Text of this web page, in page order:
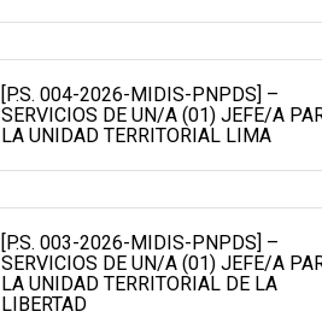
[P.S. 004-2026-MIDIS-PNPDS] –
SERVICIOS DE UN/A (01) JEFE/A
LA UNIDAD TERRITORIAL LIMA
[P.S. 003-2026-MIDIS-PNPDS] –
SERVICIOS DE UN/A (01) JEFE/A
LA UNIDAD TERRITORIAL DE LA
LIBERTAD